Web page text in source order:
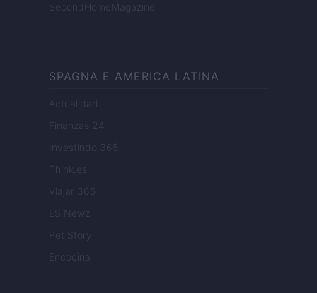
SecondHomeMagazine
SPAGNA E AMERICA LATINA
Actualidad
Finanzas 24
Investindo 365
Think.es
Viajar 365
ES Newz
Pet Story
Encocina